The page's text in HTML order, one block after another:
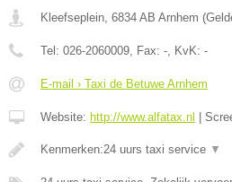
Kleefseplein, 6834 AB Arnhem (
Tel: 026-2060009, Fax: -, KvK: -
E-mail › Taxi de Betuwe Arnhem
Website: http://www.alfatax.nl
Kenmerken:24 uurs taxi service ▼